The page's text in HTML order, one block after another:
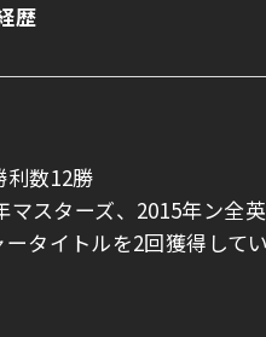
歴
利数12勝
マスターズ、2015年ン全
ータイトルを2回獲得して